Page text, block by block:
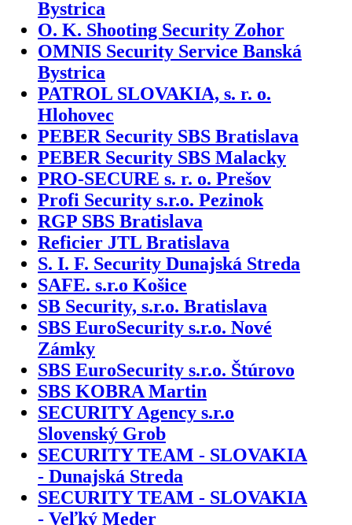
Bystrica
O. K. Shooting Security Zohor
OMNIS Security Service Banská
Bystrica
PATROL SLOVAKIA, s. r. o.
Hlohovec
PEBER Security SBS Bratislava
PEBER Security SBS Malacky
PRO-SECURE s. r. o. Prešov
Profi Security s.r.o. Pezinok
RGP SBS Bratislava
Reficier JTL Bratislava
S. I. F. Security Dunajská Streda
SAFE. s.r.o Košice
SB Security, s.r.o. Bratislava
SBS EuroSecurity s.r.o. Nové
Zámky
SBS EuroSecurity s.r.o. Štúrovo
SBS KOBRA Martin
SECURITY Agency s.r.o
Slovenský Grob
SECURITY TEAM - SLOVAKIA
- Dunajská Streda
SECURITY TEAM - SLOVAKIA
- Veľký Meder